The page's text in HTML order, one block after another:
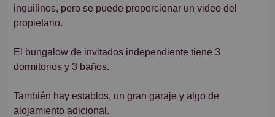
inquilinos, pero se puede proporcionar un video del
propietario.
El bungalow de invitados independiente tiene 3
dormitorios y 3 baños.
También hay establos, un gran garaje y algo de
alojamiento adicional.